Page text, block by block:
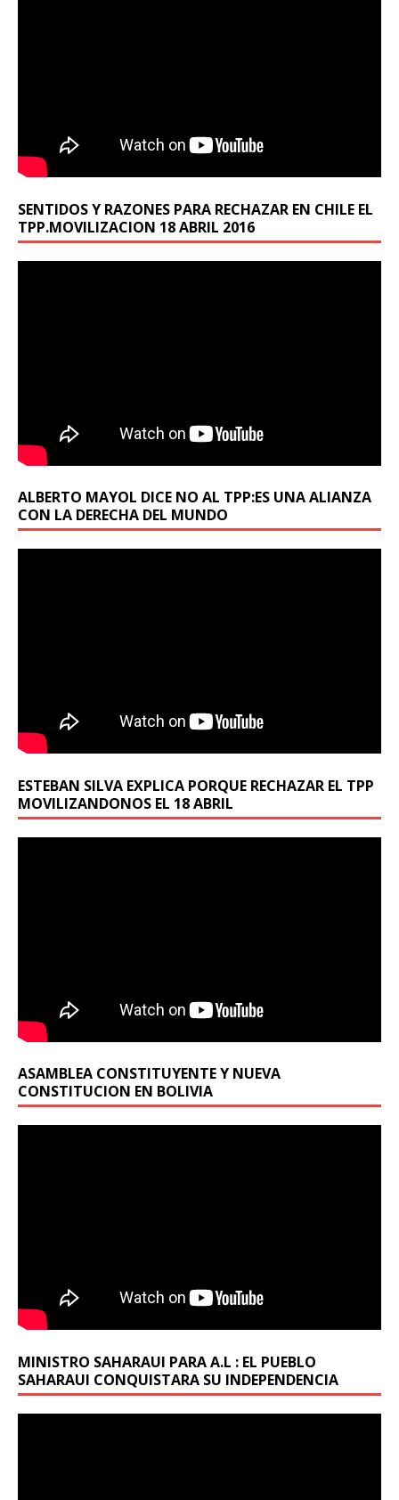
SENTIDOS Y RAZONES PARA RECHAZAR EN CHILE EL
TPP.MOVILIZACION 18 ABRIL 2016
ALBERTO MAYOL DICE NO AL TPP:ES UNA ALIANZA
CON LA DERECHA DEL MUNDO
ESTEBAN SILVA EXPLICA PORQUE RECHAZAR EL TPP
MOVILIZANDONOS EL 18 ABRIL
ASAMBLEA CONSTITUYENTE Y NUEVA
CONSTITUCION EN BOLIVIA
MINISTRO SAHARAUI PARA A.L : EL PUEBLO
SAHARAUI CONQUISTARA SU INDEPENDENCIA